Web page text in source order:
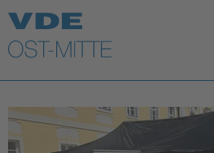
Top Themen
Weitere Themen